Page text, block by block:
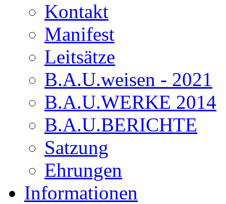
Kontakt
Manifest
Leitsätze
B.A.U.weisen - 2021
B.A.U.WERKE 2014
B.A.U.BERICHTE
Satzung
Ehrungen
Informationen